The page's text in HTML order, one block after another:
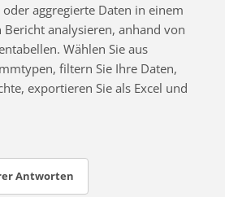
aggregierte Daten in einem
analysieren, anhand von
Wählen Sie aus
filtern Sie Ihre Daten,
exportieren Sie als Excel und
Antworten